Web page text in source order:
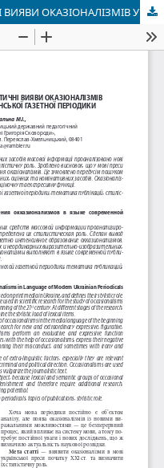
ФУНКЦІОНАЛЬНО-СТИЛІСТИЧНІ ВИЯВИ ОКАЗІОНАЛІЗМІВ У МОВІ СУЧАСНОЇ УКРАЇНСЬКОЇ ГАЗЕТНОЇ ПЕРІОДИКИ